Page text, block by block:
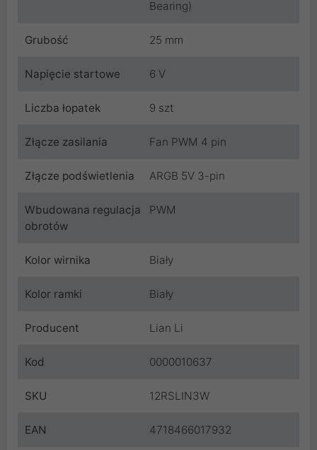
Bearing)
Grubość 25 mm
Napięcie startowe 6 V
Liczba łopatek 9 szt
Złącze zasilania Fan PWM 4 pin
Złącze podświetlenia ARGB 5V 3-pin
Wbudowana regulacja
obrotów
PWM
Kolor wirnika Biały
Kolor ramki Biały
Producent Lian Li
Kod 0000010637
SKU 12RSLIN3W
EAN 4718466017932